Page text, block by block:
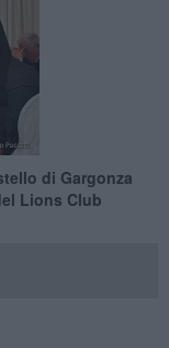
di Gargonza
Lions Club